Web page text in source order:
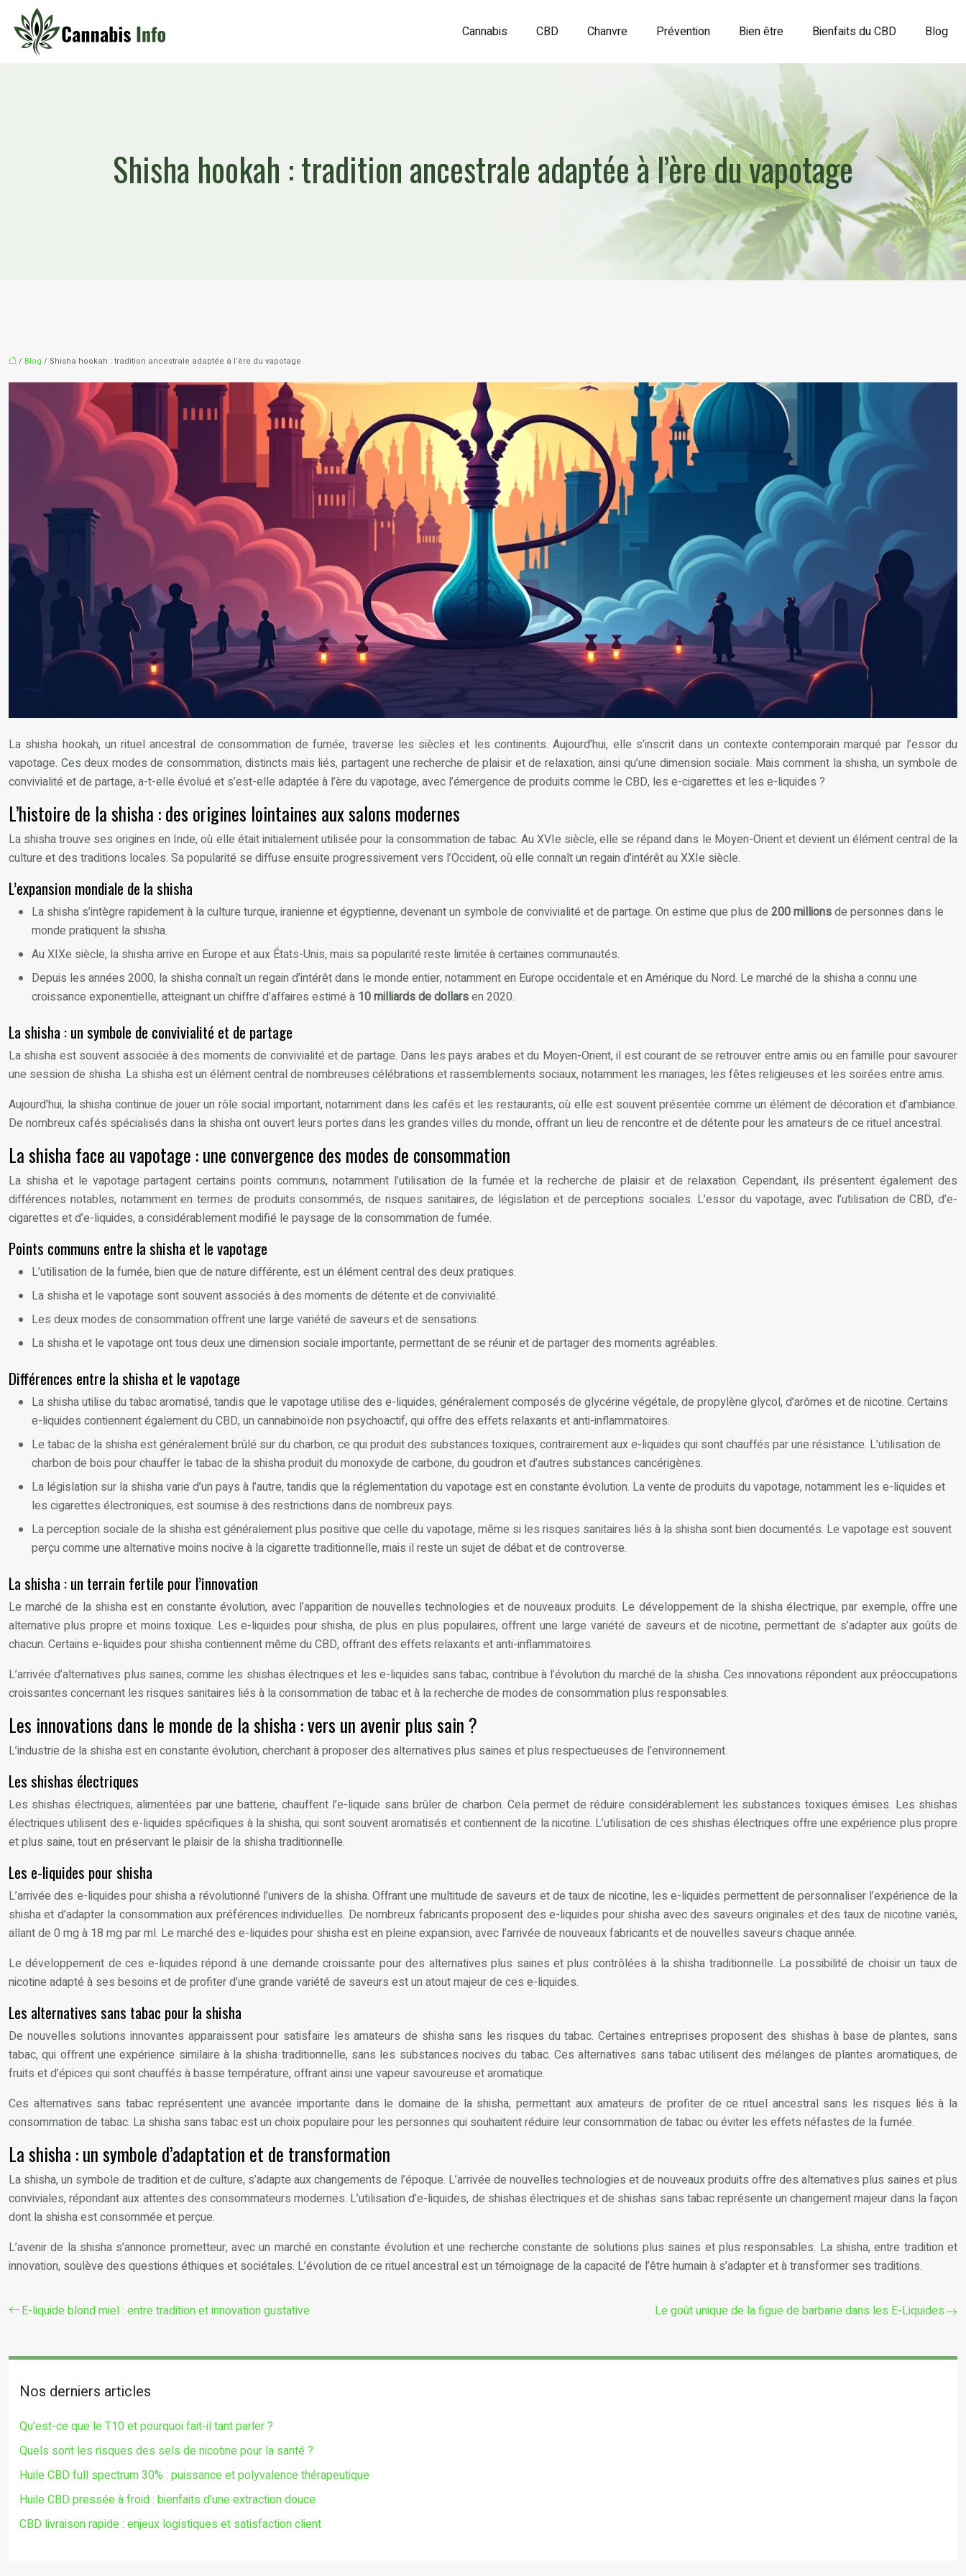
Cannabis CBD Chanvre Prévention Bien être Bienfaits du CBD Blog
Shisha hookah : tradition ancestrale adaptée à l’ère du vapotage
/ Blog / Shisha hookah : tradition ancestrale adaptée à l’ère du vapotage
La shisha hookah, un rituel ancestral de consommation de fumée, traverse les siècles et les continents. Aujourd’hui, elle s’inscrit dans un contexte contemporain marqué par l’essor du
vapotage. Ces deux modes de consommation, distincts mais liés, partagent une recherche de plaisir et de relaxation, ainsi qu’une dimension sociale. Mais comment la shisha, un symbole de
convivialité et de partage, a-t-elle évolué et s’est-elle adaptée à l’ère du vapotage, avec l’émergence de produits comme le CBD, les e-cigarettes et les e-liquides ?
L’histoire de la shisha : des origines lointaines aux salons modernes
La shisha trouve ses origines en Inde, où elle était initialement utilisée pour la consommation de tabac. Au XVIe siècle, elle se répand dans le Moyen-Orient et devient un élément central de la
culture et des traditions locales. Sa popularité se diffuse ensuite progressivement vers l’Occident, où elle connaît un regain d’intérêt au XXIe siècle.
L’expansion mondiale de la shisha
La shisha s’intègre rapidement à la culture turque, iranienne et égyptienne, devenant un symbole de convivialité et de partage. On estime que plus de 200 millionsde personnes dans le
monde pratiquent la shisha.
Au XIXe siècle, la shisha arrive en Europe et aux États-Unis, mais sa popularité reste limitée à certaines communautés.
Depuis les années 2000, la shisha connaît un regain d’intérêt dans le monde entier, notamment en Europe occidentale et en Amérique du Nord. Le marché de la shisha a connu une
croissance exponentielle, atteignant un chiffre d’affaires estimé à 10 milliards de dollarsen 2020.
La shisha : un symbole de convivialité et de partage
La shisha est souvent associée à des moments de convivialité et de partage. Dans les pays arabes et du Moyen-Orient, il est courant de se retrouver entre amis ou en famille pour savourer
une session de shisha. La shisha est un élément central de nombreuses célébrations et rassemblements sociaux, notamment les mariages, les fêtes religieuses et les soirées entre amis.
Aujourd’hui, la shisha continue de jouer un rôle social important, notamment dans les cafés et les restaurants, où elle est souvent présentée comme un élément de décoration et d’ambiance.
De nombreux cafés spécialisés dans la shisha ont ouvert leurs portes dans les grandes villes du monde, offrant un lieu de rencontre et de détente pour les amateurs de ce rituel ancestral.
La shisha face au vapotage : une convergence des modes de consommation
La shisha et le vapotage partagent certains points communs, notamment l’utilisation de la fumée et la recherche de plaisir et de relaxation. Cependant, ils présentent également des
différences notables, notamment en termes de produits consommés, de risques sanitaires, de législation et de perceptions sociales. L’essor du vapotage, avec l’utilisation de CBD, d’e-
cigarettes et d’e-liquides, a considérablement modifié le paysage de la consommation de fumée.
Points communs entre la shisha et le vapotage
L’utilisation de la fumée, bien que de nature différente, est un élément central des deux pratiques.
La shisha et le vapotage sont souvent associés à des moments de détente et de convivialité.
Les deux modes de consommation offrent une large variété de saveurs et de sensations.
La shisha et le vapotage ont tous deux une dimension sociale importante, permettant de se réunir et de partager des moments agréables.
Différences entre la shisha et le vapotage
La shisha utilise du tabac aromatisé, tandis que le vapotage utilise des e-liquides, généralement composés de glycérine végétale, de propylène glycol, d’arômes et de nicotine. Certains
e-liquides contiennent également du CBD, un cannabinoïde non psychoactif, qui offre des effets relaxants et anti-inflammatoires.
Le tabac de la shisha est généralement brûlé sur du charbon, ce qui produit des substances toxiques, contrairement aux e-liquides qui sont chauffés par une résistance. L’utilisation de
charbon de bois pour chauffer le tabac de la shisha produit du monoxyde de carbone, du goudron et d’autres substances cancérigènes.
La législation sur la shisha varie d’un pays à l’autre, tandis que la réglementation du vapotage est en constante évolution. La vente de produits du vapotage, notamment les e-liquides et
les cigarettes électroniques, est soumise à des restrictions dans de nombreux pays.
La perception sociale de la shisha est généralement plus positive que celle du vapotage, même si les risques sanitaires liés à la shisha sont bien documentés. Le vapotage est souvent
perçu comme une alternative moins nocive à la cigarette traditionnelle, mais il reste un sujet de débat et de controverse.
La shisha : un terrain fertile pour l’innovation
Le marché de la shisha est en constante évolution, avec l’apparition de nouvelles technologies et de nouveaux produits. Le développement de la shisha électrique, par exemple, offre une
alternative plus propre et moins toxique. Les e-liquides pour shisha, de plus en plus populaires, offrent une large variété de saveurs et de nicotine, permettant de s’adapter aux goûts de
chacun. Certains e-liquides pour shisha contiennent même du CBD, offrant des effets relaxants et anti-inflammatoires.
L’arrivée d’alternatives plus saines, comme les shishas électriques et les e-liquides sans tabac, contribue à l’évolution du marché de la shisha. Ces innovations répondent aux préoccupations
croissantes concernant les risques sanitaires liés à la consommation de tabac et à la recherche de modes de consommation plus responsables.
Les innovations dans le monde de la shisha : vers un avenir plus sain ?
L’industrie de la shisha est en constante évolution, cherchant à proposer des alternatives plus saines et plus respectueuses de l’environnement.
Les shishas électriques
Les shishas électriques, alimentées par une batterie, chauffent l’e-liquide sans brûler de charbon. Cela permet de réduire considérablement les substances toxiques émises. Les shishas
électriques utilisent des e-liquides spécifiques à la shisha, qui sont souvent aromatisés et contiennent de la nicotine. L’utilisation de ces shishas électriques offre une expérience plus propre
et plus saine, tout en préservant le plaisir de la shisha traditionnelle.
Les e-liquides pour shisha
L’arrivée des e-liquides pour shisha a révolutionné l’univers de la shisha. Offrant une multitude de saveurs et de taux de nicotine, les e-liquides permettent de personnaliser l’expérience de la
shisha et d’adapter la consommation aux préférences individuelles. De nombreux fabricants proposent des e-liquides pour shisha avec des saveurs originales et des taux de nicotine variés,
allant de 0 mg à 18 mg par ml. Le marché des e-liquides pour shisha est en pleine expansion, avec l’arrivée de nouveaux fabricants et de nouvelles saveurs chaque année.
Le développement de ces e-liquides répond à une demande croissante pour des alternatives plus saines et plus contrôlées à la shisha traditionnelle. La possibilité de choisir un taux de
nicotine adapté à ses besoins et de profiter d’une grande variété de saveurs est un atout majeur de ces e-liquides.
Les alternatives sans tabac pour la shisha
De nouvelles solutions innovantes apparaissent pour satisfaire les amateurs de shisha sans les risques du tabac. Certaines entreprises proposent des shishas à base de plantes, sans
tabac, qui offrent une expérience similaire à la shisha traditionnelle, sans les substances nocives du tabac. Ces alternatives sans tabac utilisent des mélanges de plantes aromatiques, de
fruits et d’épices qui sont chauffés à basse température, offrant ainsi une vapeur savoureuse et aromatique.
Ces alternatives sans tabac représentent une avancée importante dans le domaine de la shisha, permettant aux amateurs de profiter de ce rituel ancestral sans les risques liés à la
consommation de tabac. La shisha sans tabac est un choix populaire pour les personnes qui souhaitent réduire leur consommation de tabac ou éviter les effets néfastes de la fumée.
La shisha : un symbole d’adaptation et de transformation
La shisha, un symbole de tradition et de culture, s’adapte aux changements de l’époque. L’arrivée de nouvelles technologies et de nouveaux produits offre des alternatives plus saines et plus
conviviales, répondant aux attentes des consommateurs modernes. L’utilisation d’e-liquides, de shishas électriques et de shishas sans tabac représente un changement majeur dans la façon
dont la shisha est consommée et perçue.
L’avenir de la shisha s’annonce prometteur, avec un marché en constante évolution et une recherche constante de solutions plus saines et plus responsables. La shisha, entre tradition et
innovation, soulève des questions éthiques et sociétales. L’évolution de ce rituel ancestral est un témoignage de la capacité de l’être humain à s’adapter et à transformer ses traditions.
E-liquide blond miel : entre tradition et innovation gustative Le goût unique de la figue de barbarie dans les E-Liquides
Nos derniers articles
Qu’est-ce que le T10 et pourquoi fait-il tant parler ?
Quels sont les risques des sels de nicotine pour la santé ?
Huile CBD full spectrum 30% : puissance et polyvalence thérapeutique
Huile CBD pressée à froid : bienfaits d’une extraction douce
CBD livraison rapide : enjeux logistiques et satisfaction client